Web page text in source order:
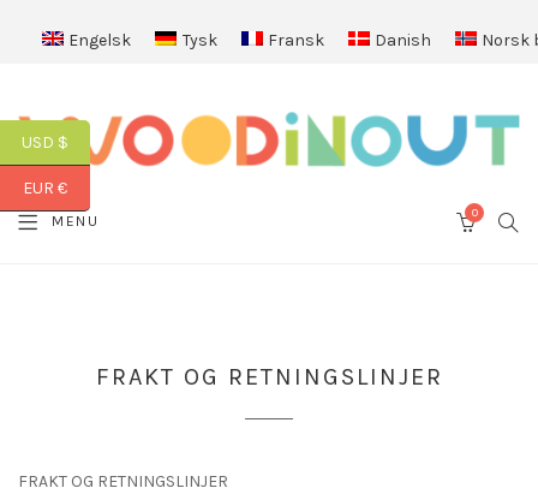
Engelsk Tysk Fransk Danish Norsk
MENU 0
FRAKT OG RETNINGSLINJER
FRAKT OG RETNINGSLINJER
USD $
EUR €